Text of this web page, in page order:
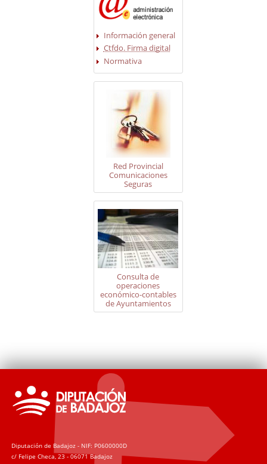
Información general
Ctfdo. Firma digital
Normativa
Red Provincial
Comunicaciones
Seguras
Consulta de
operaciones
económico-contables
de Ayuntamientos
Diputación de Badajoz - NIF: P0600000D
c/ Felipe Checa, 23 - 06071 Badajoz